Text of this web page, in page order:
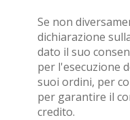
Se non
dichiarazione
dato il suo
per l'esecuzione
suoi ordini, per
per garantire il
credito.